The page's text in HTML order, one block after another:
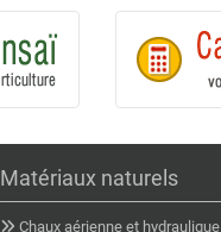
Matériaux naturels
Chaux aérienne et hydraulique